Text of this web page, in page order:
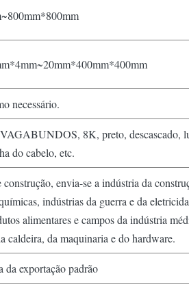
necessário.
8K, preto, descascado,
do cabelo, etc.
construção, envia-se a indústria da
indústrias da guerra e da
alimentares e campos da indústria
caldeira, da maquinaria e do hardware.
da exportação padrão